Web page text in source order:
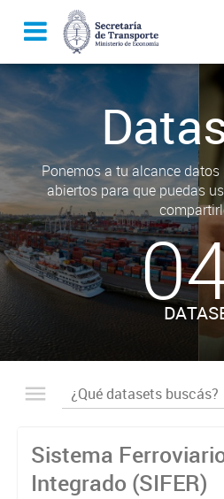
Ponemos a tu alcance
abiertos para que puedas
Sistema
Integrado (SIFER)